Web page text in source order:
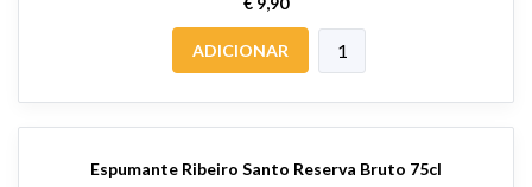
ADICIONAR
Espumante Ribeiro Santo Reserva Bruto 75cl